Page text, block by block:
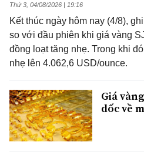
Thứ 3, 04/08/2026 | 19:16
Kết thúc ngày hôm nay (4/8),
so với đầu phiên khi giá vàng
đồng loạt tăng nhẹ. Trong khi
nhẹ lên 4.062,6 USD/ounce.
Giá
dốc về